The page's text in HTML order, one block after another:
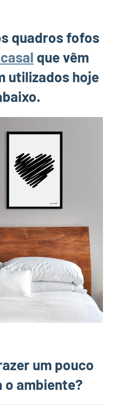
quadros fofos
que vêm
utilizados hoje
um pouco
o ambiente?